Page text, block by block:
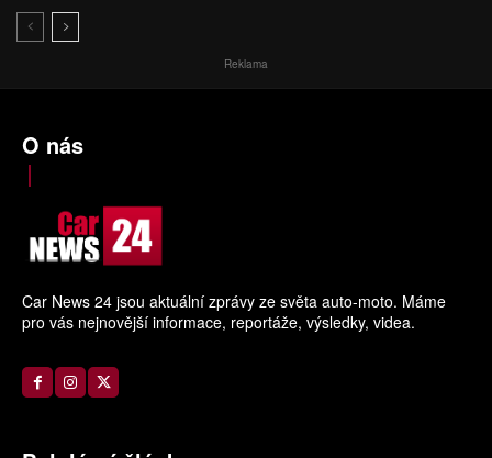
Reklama
O nás
Car News 24 jsou aktuální zprávy ze světa auto-moto. Máme
pro vás nejnovější informace, reportáže, výsledky, videa.